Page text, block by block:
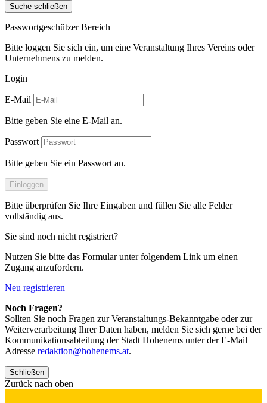
Suche schließen
Passwortgeschützer Bereich
Bitte loggen Sie sich ein, um eine Veranstaltung Ihres Vereins oder
Unternehmens zu melden.
Login
E-Mail
Bitte geben Sie eine E-Mail an.
Passwort
Bitte geben Sie ein Passwort an.
Einloggen
Bitte überprüfen Sie Ihre Eingaben und füllen Sie alle Felder
vollständig aus.
Sie sind noch nicht registriert?
Nutzen Sie bitte das Formular unter folgendem Link um einen
Zugang anzufordern.
Neu registrieren
Noch Fragen?
Sollten Sie noch Fragen zur Veranstaltungs-Bekanntgabe oder zur
Weiterverarbeitung Ihrer Daten haben, melden Sie sich gerne bei der
Kommunikationsabteilung der Stadt Hohenems unter der E-Mail
Adresse redaktion@hohenems.at.
Schließen
Zurück nach oben